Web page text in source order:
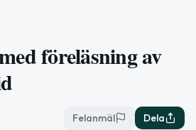
föreläsning av
Felanmäl Dela